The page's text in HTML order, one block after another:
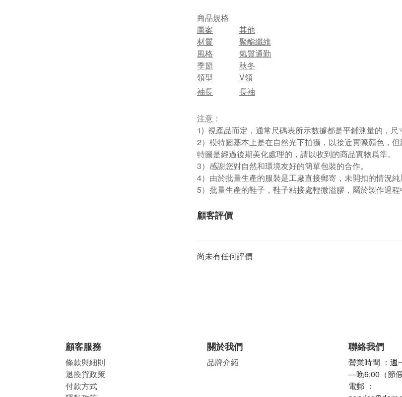
商品規格
圖案
其他
材質
聚酯纖維
風格
氣質通勤
季節
秋冬
領型
V領
袖長
長袖
注意：
1) 視產品而定，通常尺碼表所示數據都是平鋪測量的，尺
2）模特圖基本上是在自然光下拍攝，以接近實際顏色，
特圖是經過後期美化處理的，請以收到的商品實物爲準。
3）感謝您對自然和環境友好的簡單包裝的合作。
4）由於批量生產的服裝是工廠直接郵寄，未開扣的情況純
5）批量生產的鞋子，鞋子粘接處輕微溢膠，屬於製作過
顧客評價
尚未有任何評價
顧客服務
條款與細則
退換貨政策
付款方式
關於我們
品牌介紹
聯絡我們
營業時間 ： 週
—晚6:00（節假
電郵 ：